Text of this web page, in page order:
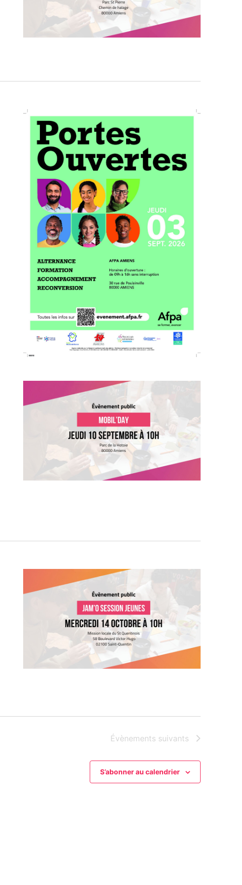
Évènements suivants
S’abonner au calendrier